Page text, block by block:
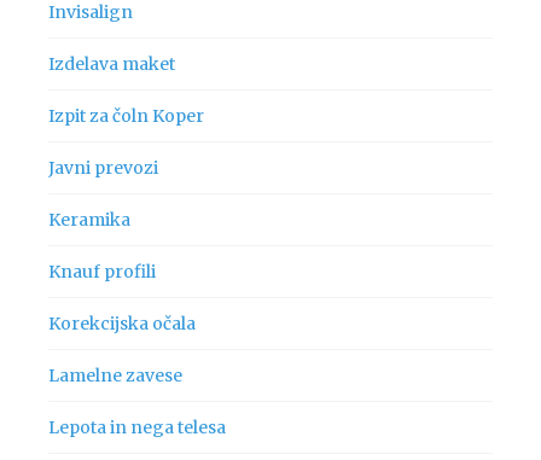
Invisalign
Izdelava maket
Izpit za čoln Koper
Javni prevozi
Keramika
Knauf profili
Korekcijska očala
Lamelne zavese
Lepota in nega telesa